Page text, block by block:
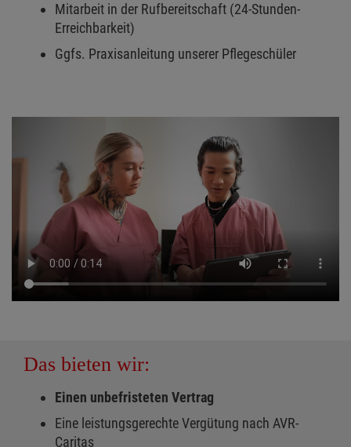
Mitarbeit in der Rufbereitschaft (24-Stunden-
Erreichbarkeit)
Ggfs. Praxisanleitung unserer Pflegeschüler
Das bieten wir:
Einen unbefristeten Vertrag
Eine leistungsgerechte Vergütung nach AVR-
Caritas